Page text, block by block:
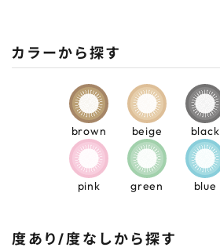
カラーから探す
brown beige black
pink green blue
度あり/度なしから探す